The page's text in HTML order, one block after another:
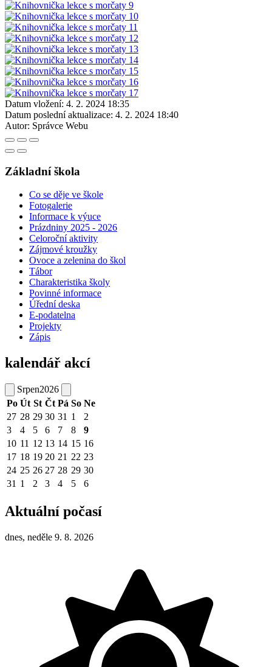
Datum vložení: 4. 2. 2024 18:35
Datum poslední aktualizace: 4. 2. 2024 18:40
Autor: Správce Webu
Základní škola
Co se děje ve škole
Fotogalerie
Informace k výuce
Prázdniny 2025 - 2026
Celoroční aktivity
Zájmové kroužky
Ovoce a zelenina do škol
Tábor
Charakteristika školy
Povinné informace
Úřední deska
E-podatelna
Projekty
Zápis
kalendář akcí
Srpen2026
Po Út St Čt Pá So Ne
27 28 29 30 31 1
2
3
4 5 6 7 8
9
10 11 12 13 14 15 16
17 18 19 20 21 22 23
24 25 26 27 28 29 30
31 1 2 3 4 5 6
Aktuální počasí
dnes, neděle 9. 8. 2026